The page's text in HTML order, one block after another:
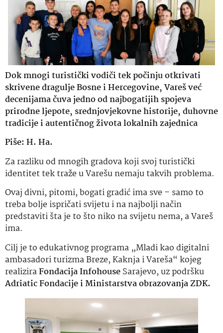
Dok mnogi turistički vodiči tek počinju otkrivati
skrivene dragulje Bosne i Hercegovine, Vareš već
decenijama čuva jedno od najbogatijih spojeva
prirodne ljepote, srednjovjekovne historije, duhovne
tradicije i autentičnog života lokalnih zajednica
Piše: H. Ha.
Za razliku od mnogih gradova koji svoj turistički
identitet tek traže u Varešu nemaju takvih problema.
Ovaj divni, pitomi, bogati gradić ima sve – samo to
treba bolje ispričati svijetu i na najbolji način
predstaviti šta je to što niko na svijetu nema, a Vareš
ima.
Cilj je to edukativnog programa „Mladi kao digitalni
ambasadori turizma Breze, Kaknja i Vareša“ kojeg
realiziraFondacija InfohouseSarajevo, uz podršku
Adriatic Fondacije i Ministarstva obrazovanja ZDK.